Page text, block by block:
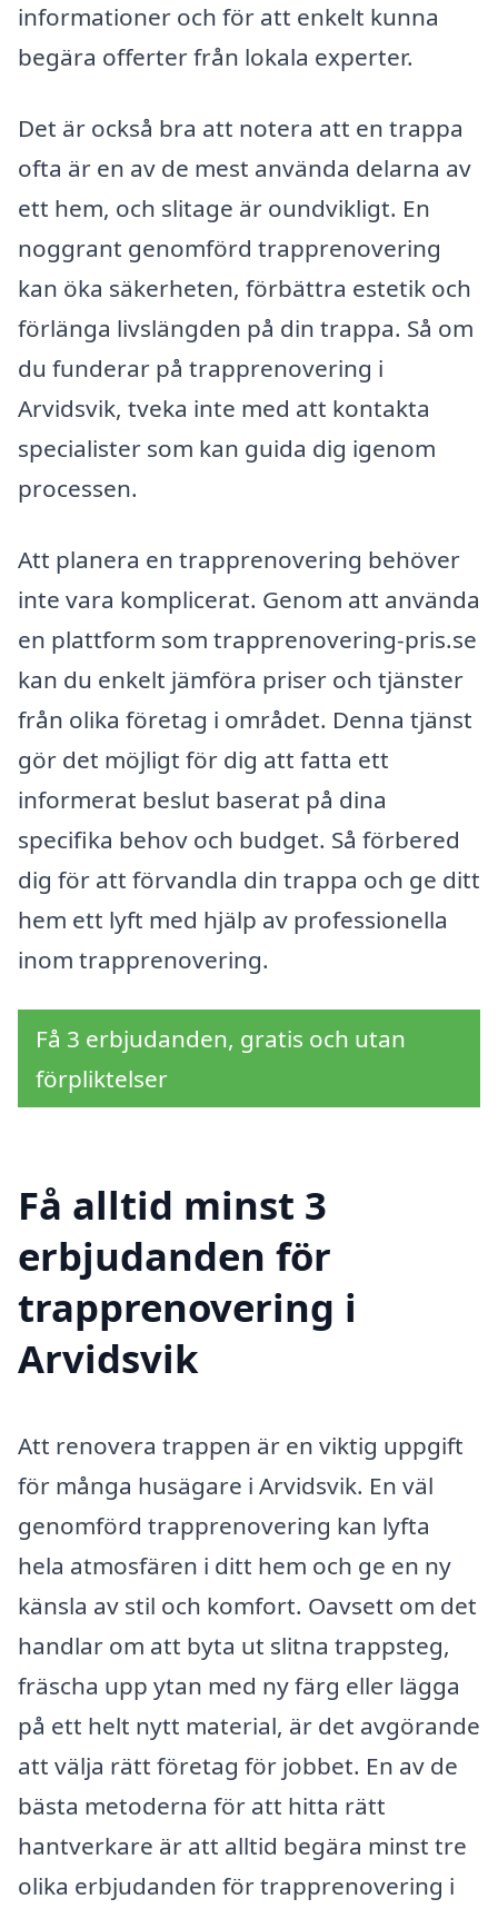
informationer och för att enkelt kunna
begära offerter från lokala experter.
Det är också bra att notera att en trappa
ofta är en av de mest använda delarna av
ett hem, och slitage är oundvikligt. En
noggrant genomförd trapprenovering
kan öka säkerheten, förbättra estetik och
förlänga livslängden på din trappa. Så om
du funderar på trapprenovering i
Arvidsvik, tveka inte med att kontakta
specialister som kan guida dig igenom
processen.
Att planera en trapprenovering behöver
inte vara komplicerat. Genom att använda
en plattform som trapprenovering-pris.se
kan du enkelt jämföra priser och tjänster
från olika företag i området. Denna tjänst
gör det möjligt för dig att fatta ett
informerat beslut baserat på dina
specifika behov och budget. Så förbered
dig för att förvandla din trappa och ge ditt
hem ett lyft med hjälp av professionella
inom trapprenovering.
Få 3 erbjudanden, gratis och utan
förpliktelser
Få alltid minst 3
erbjudanden för
trapprenovering i
Arvidsvik
Att renovera trappen är en viktig uppgift
för många husägare i Arvidsvik. En väl
genomförd trapprenovering kan lyfta
hela atmosfären i ditt hem och ge en ny
känsla av stil och komfort. Oavsett om det
handlar om att byta ut slitna trappsteg,
fräscha upp ytan med ny färg eller lägga
på ett helt nytt material, är det avgörande
att välja rätt företag för jobbet. En av de
bästa metoderna för att hitta rätt
hantverkare är att alltid begära minst tre
olika erbjudanden för trapprenovering i